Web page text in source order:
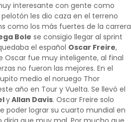
interesante con gente como
les dio caza en el terreno
como los más fuertes de la carrera
Bole se consigio llegar al sprint
el español Oscar Freire,
Oscar fue muy inteligente, al final
no fueron las mejores. En el
medio el noruego Thor
año en Tour y Vuelta. Se llevó el
yAllan Davis. Oscar Freire solo
poder lograr su cuarto mundial en